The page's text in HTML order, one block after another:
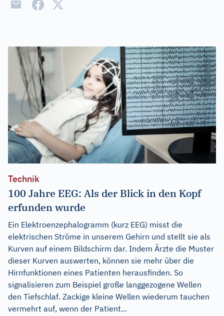
Technik
100 Jahre EEG: Als der Blick in den Kopf
erfunden wurde
Ein Elektroenzephalogramm (kurz EEG) misst die
elektrischen Ströme in unserem Gehirn und stellt sie als
Kurven auf einem Bildschirm dar. Indem Ärzte die Muster
dieser Kurven auswerten, können sie mehr über die
Hirnfunktionen eines Patienten herausfinden. So
signalisieren zum Beispiel große langgezogene Wellen
den Tiefschlaf. Zackige kleine Wellen wiederum tauchen
vermehrt auf, wenn der Patient...